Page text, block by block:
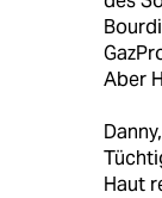
Aber
Haut